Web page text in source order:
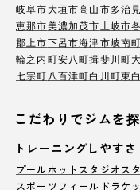
岐阜市大垣市高山市多治
恵那市美濃加茂市土岐市
郡上市下呂市海津市岐南
輪之内町安八町揖斐川町
七宗町 八百津町白川町東
こだわりでジムを
トレーニングしやすさ
プールホットスタジオ ス
スポーツフィールド ラケ